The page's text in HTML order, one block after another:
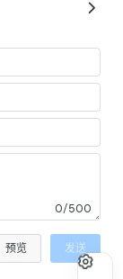
0/500
预览 发送